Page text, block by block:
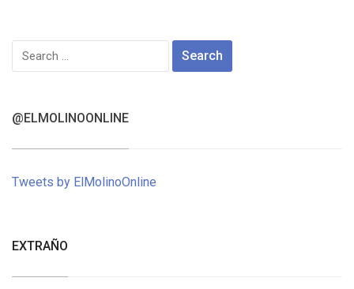
Search
for:
@ELMOLINOONLINE
Tweets by ElMolinoOnline
EXTRAÑO